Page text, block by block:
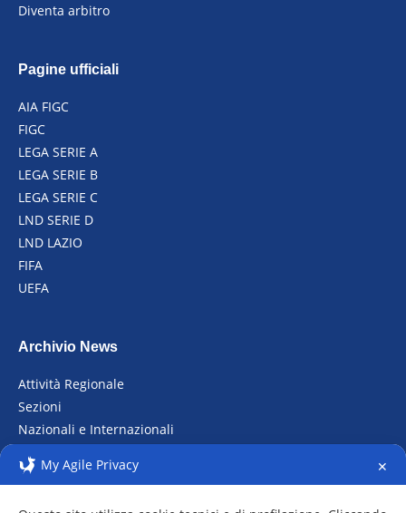
Diventa arbitro
Pagine ufficiali
AIA FIGC
FIGC
LEGA SERIE A
LEGA SERIE B
LEGA SERIE C
LND SERIE D
LND LAZIO
FIFA
UEFA
Archivio News
Attività Regionale
Sezioni
Nazionali e Internazionali
Archivio fotografico
My Agile Privacy ✕